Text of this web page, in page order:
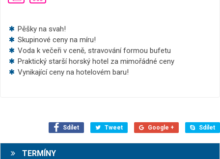
Pěšky na svah!
Skupinové ceny na míru!
Voda k večeři v ceně, stravování formou bufetu
Praktický starší horský hotel za mimořádné ceny
Vynikající ceny na hotelovém baru!
Sdílet Tweet Google + Sdílet
TERMÍNY